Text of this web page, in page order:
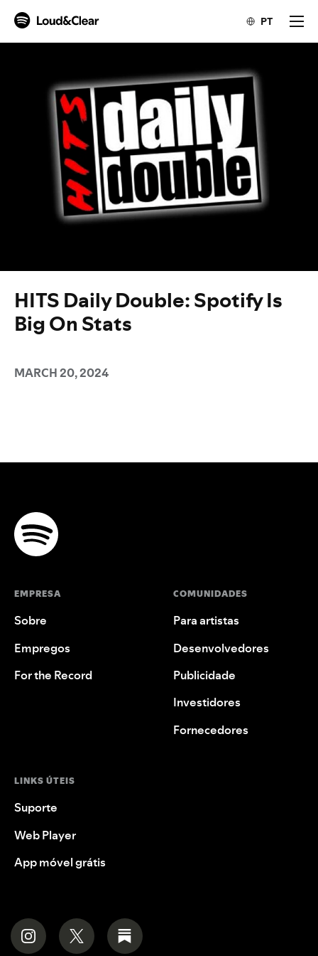
PT
HITS Daily Double: Spotify Is
Big On Stats
MARCH 20, 2024
EMPRESA
Sobre
Empregos
For the Record
COMUNIDADES
Para artistas
Desenvolvedores
Publicidade
Investidores
Fornecedores
LINKS ÚTEIS
Suporte
Web Player
App móvel grátis